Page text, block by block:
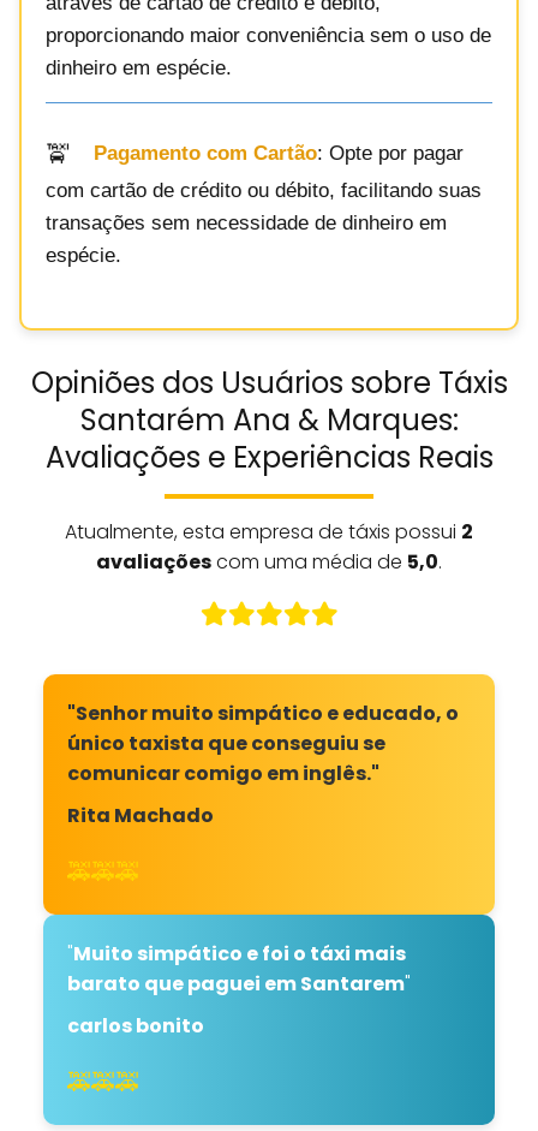
proporcionando maior conveniência sem o uso de
dinheiro em espécie.
Pagamento com Cartão: Opte por pagar
com cartão de crédito ou débito, facilitando suas
transações sem necessidade de dinheiro em
espécie.
Opiniões dos Usuários sobre Táxis
Santarém Ana & Marques:
Avaliações e Experiências Reais
Atualmente, esta empresa de táxis possui 2
avaliaçõescom uma média de 5,0.
"Senhor muito simpático e educado, o
único taxista que conseguiu se
comunicar comigo em inglês."
Rita Machado
🚕🚕🚕
"Muito simpático e foi o táxi mais
barato que paguei em Santarem"
carlos bonito
🚕🚕🚕